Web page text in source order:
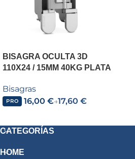
BISAGRA OCULTA 3D
110X24 / 15MM 40KG PLATA
Bisagras
PRO 16,00€→17,60€
CATEGORÍAS
HOME